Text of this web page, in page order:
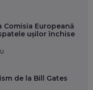
Comisia Europeană
ușilor închise
de la Bill Gates